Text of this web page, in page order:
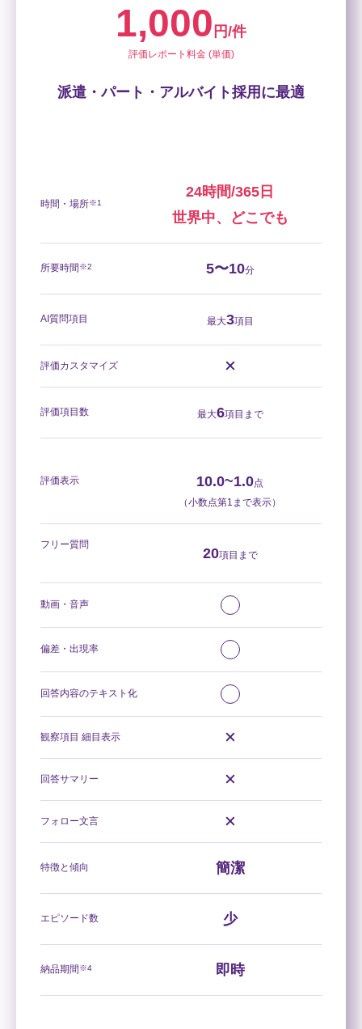
1,000 円/件
評価レポート料金 (単価)
派遣・パート・アルバイト採用に最適
時間・場所※1
24時間/365日
世界中、どこでも
所要時間※2 5〜10分
AI質問項目 最大3項目
評価カスタマイズ
評価項目数 最大6項目まで
評価表示 10.0~1.0点
（小数点第1まで表示）
フリー質問
20項目まで
動画・音声
偏差・出現率
回答内容のテキスト化
観察項目 細目表示
回答サマリー
フォロー文言
特徴と傾向 簡潔
エピソード数 少
納品期間※4 即時